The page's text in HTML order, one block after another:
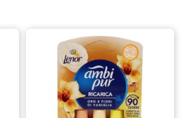
12/10/2020